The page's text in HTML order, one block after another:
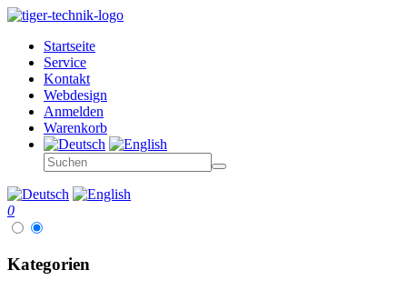
Startseite
Service
Kontakt
Webdesign
Anmelden
Warenkorb
0
Kategorien